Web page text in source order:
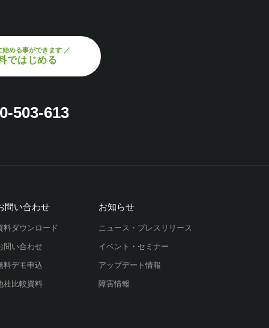
始める事ができます ／
ではじめる
503-613
問い合わせ
料ダウンロード
問い合わせ
料デモ申込
社比較資料
お知らせ
ニュース・プレスリリース
イベント・セミナー
アップデート情報
障害情報